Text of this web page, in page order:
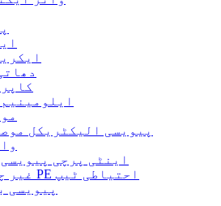
پیویسی الیکٹریکل
اینٹی پرچی
غیر چپکنے والی PE احتیاطی ٹیپ
پیویسی